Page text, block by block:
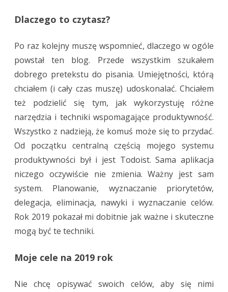
Dlaczego to czytasz?
Po raz kolejny muszę wspomnieć, dlaczego w ogóle
powstał ten blog. Przede wszystkim szukałem
dobrego pretekstu do pisania. Umiejętności, którą
chciałem (i cały czas muszę) udoskonalać. Chciałem
też podzielić się tym, jak wykorzystuję różne
narzędzia i techniki wspomagające produktywność.
Wszystko z nadzieją, że komuś może się to przydać.
Od początku centralną częścią mojego systemu
produktywności był i jest Todoist. Sama aplikacja
niczego oczywiście nie zmienia. Ważny jest sam
system. Planowanie, wyznaczanie priorytetów,
delegacja, eliminacja, nawyki i wyznaczanie celów.
Rok 2019 pokazał mi dobitnie jak ważne i skuteczne
mogą być te techniki.
Moje cele na 2019 rok
Nie chcę opisywać swoich celów, aby się nimi